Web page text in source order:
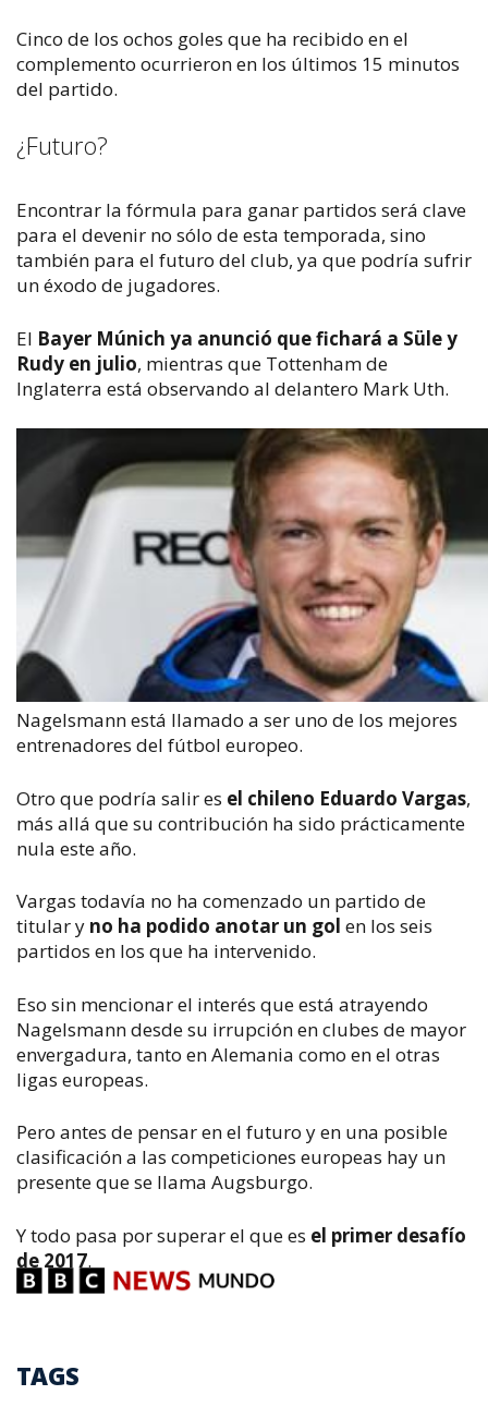
Cinco de los ochos goles que ha recibido en el
complemento ocurrieron en los últimos 15 minutos
del partido.
¿Futuro?
Encontrar la fórmula para ganar partidos será clave
para el devenir no sólo de esta temporada, sino
también para el futuro del club, ya que podría sufrir
un éxodo de jugadores.
El Bayer Múnich ya anunció que fichará a Süle y
Rudy en julio, mientras que Tottenham de
Inglaterra está observando al delantero Mark Uth.
Nagelsmann está llamado a ser uno de los mejores
entrenadores del fútbol europeo.
Otro que podría salir es el chileno Eduardo Vargas,
más allá que su contribución ha sido prácticamente
nula este año.
Vargas todavía no ha comenzado un partido de
titular y no ha podido anotar un gol en los seis
partidos en los que ha intervenido.
Eso sin mencionar el interés que está atrayendo
Nagelsmann desde su irrupción en clubes de mayor
envergadura, tanto en Alemania como en el otras
ligas europeas.
Pero antes de pensar en el futuro y en una posible
clasificación a las competiciones europeas hay un
presente que se llama Augsburgo.
Y todo pasa por superar el que es el primer desafío
de 2017.
TAGS